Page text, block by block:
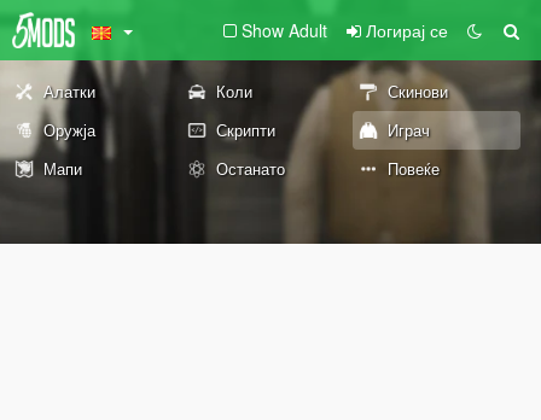
Show Adult Логирај се
Алатки Коли
Скинови
Оружја
Скрипти
Играч
Мапи
Останато Повеќе